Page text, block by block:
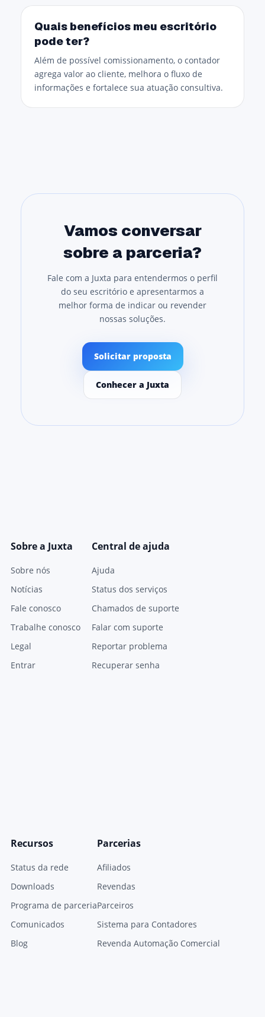
Quais benefícios meu escritório
pode ter?
Além de possível comissionamento, o contador
agrega valor ao cliente, melhora o fluxo de
informações e fortalece sua atuação consultiva.
Vamos conversar
sobre a parceria?
Fale com a Juxta para entendermos o perfil
do seu escritório e apresentarmos a
melhor forma de indicar ou revender
nossas soluções.
Solicitar proposta
Conhecer a Juxta
Sobre a Juxta
Sobre nós
Notícias
Fale conosco
Trabalhe conosco
Legal
Entrar
Central de ajuda
Ajuda
Status dos serviços
Chamados de suporte
Falar com suporte
Reportar problema
Recuperar senha
Recursos
Status da rede
Downloads
Programa de parceria
Comunicados
Blog
Parcerias
Afiliados
Revendas
Parceiros
Sistema para Contadores
Revenda Automação Comercial